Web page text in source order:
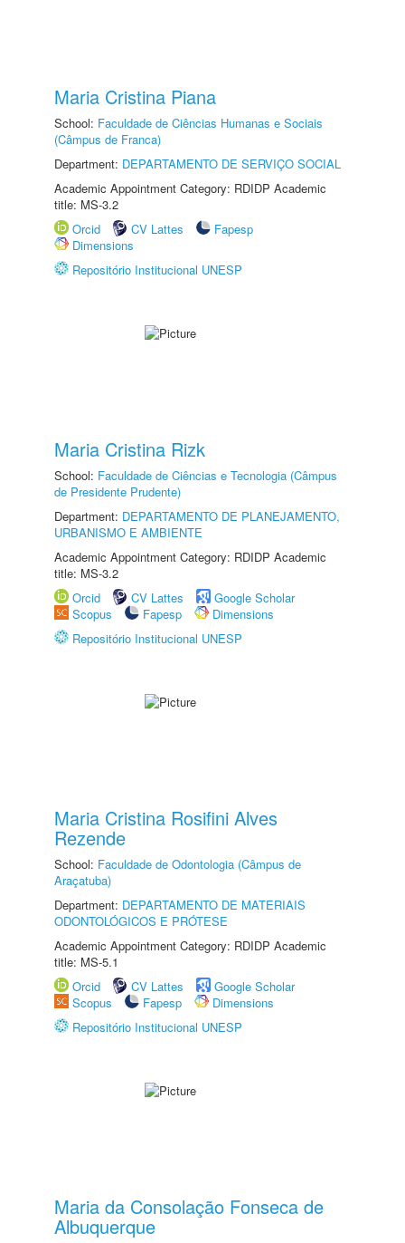
Maria Cristina Piana
School: Faculdade de Ciências Humanas e Sociais
(Câmpus de Franca)
Department: DEPARTAMENTO DE SERVIÇO SOCIAL
Academic Appointment Category: RDIDP Academic
title: MS-3.2
Orcid
CV Lattes
Fapesp
Dimensions
Repositório Institucional UNESP
Maria Cristina Rizk
School: Faculdade de Ciências e Tecnologia (Câmpus
de Presidente Prudente)
Department: DEPARTAMENTO DE PLANEJAMENTO,
URBANISMO E AMBIENTE
Academic Appointment Category: RDIDP Academic
title: MS-3.2
Orcid
CV Lattes
Google Scholar
Scopus
Fapesp
Dimensions
Repositório Institucional UNESP
Maria Cristina Rosifini Alves
Rezende
School: Faculdade de Odontologia (Câmpus de
Araçatuba)
Department: DEPARTAMENTO DE MATERIAIS
ODONTOLÓGICOS E PRÓTESE
Academic Appointment Category: RDIDP Academic
title: MS-5.1
Orcid
CV Lattes
Google Scholar
Scopus
Fapesp
Dimensions
Repositório Institucional UNESP
Maria da Consolação Fonseca de
Albuquerque